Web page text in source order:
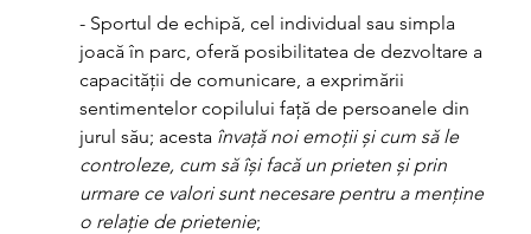
- Sportul de echipă, cel individual sau simpla
joacă în parc, oferă posibilitatea de dezvoltare a
capacității de comunicare, a exprimării
sentimentelor copilului față de persoanele din
jurul său; acesta învață noi emoții și cum să le
controleze, cum să își facă un prieten și prin
urmare ce valori sunt necesare pentru a menține
o relație de prietenie;